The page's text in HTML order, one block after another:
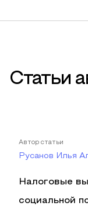
Статьи
Автор статьи
Русанов Илья
Налоговые
социальной